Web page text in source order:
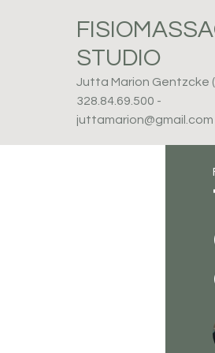
navigazioneSTUDIO
Jutta Marion Gentzcke
328.84.69.500 -
juttamarion@gmail.com